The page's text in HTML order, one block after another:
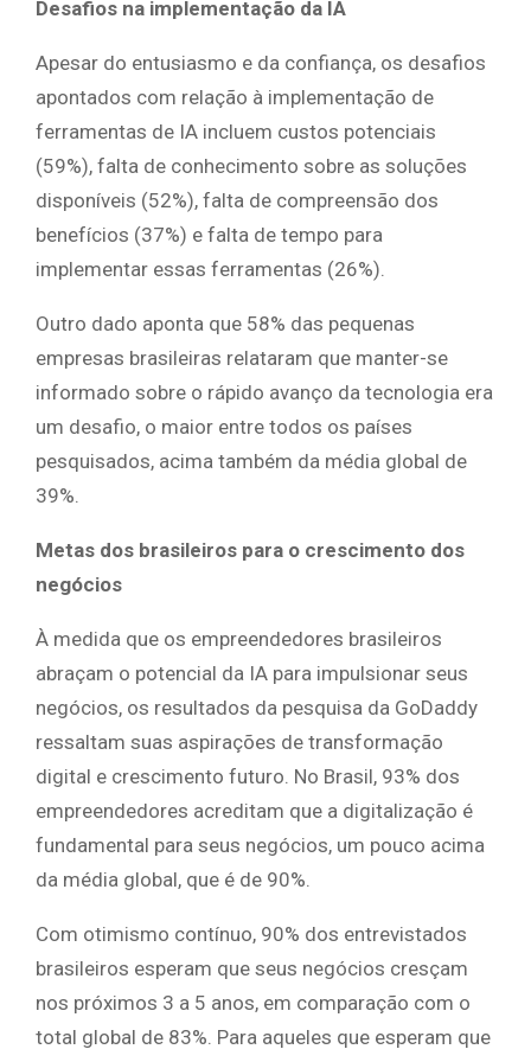
Desafios na implementação da IA
Apesar do entusiasmo e da confiança, os desafios
apontados com relação à implementação de
ferramentas de IA incluem custos potenciais
(59%), falta de conhecimento sobre as soluções
disponíveis (52%), falta de compreensão dos
benefícios (37%) e falta de tempo para
implementar essas ferramentas (26%).
Outro dado aponta que 58% das pequenas
empresas brasileiras relataram que manter-se
informado sobre o rápido avanço da tecnologia era
um desafio, o maior entre todos os países
pesquisados, acima também da média global de
39%.
Metas dos brasileiros para o crescimento dos
negócios
À medida que os empreendedores brasileiros
abraçam o potencial da IA para impulsionar seus
negócios, os resultados da pesquisa da GoDaddy
ressaltam suas aspirações de transformação
digital e crescimento futuro. No Brasil, 93% dos
empreendedores acreditam que a digitalização é
fundamental para seus negócios, um pouco acima
da média global, que é de 90%.
Com otimismo contínuo, 90% dos entrevistados
brasileiros esperam que seus negócios cresçam
nos próximos 3 a 5 anos, em comparação com o
total global de 83%. Para aqueles que esperam que